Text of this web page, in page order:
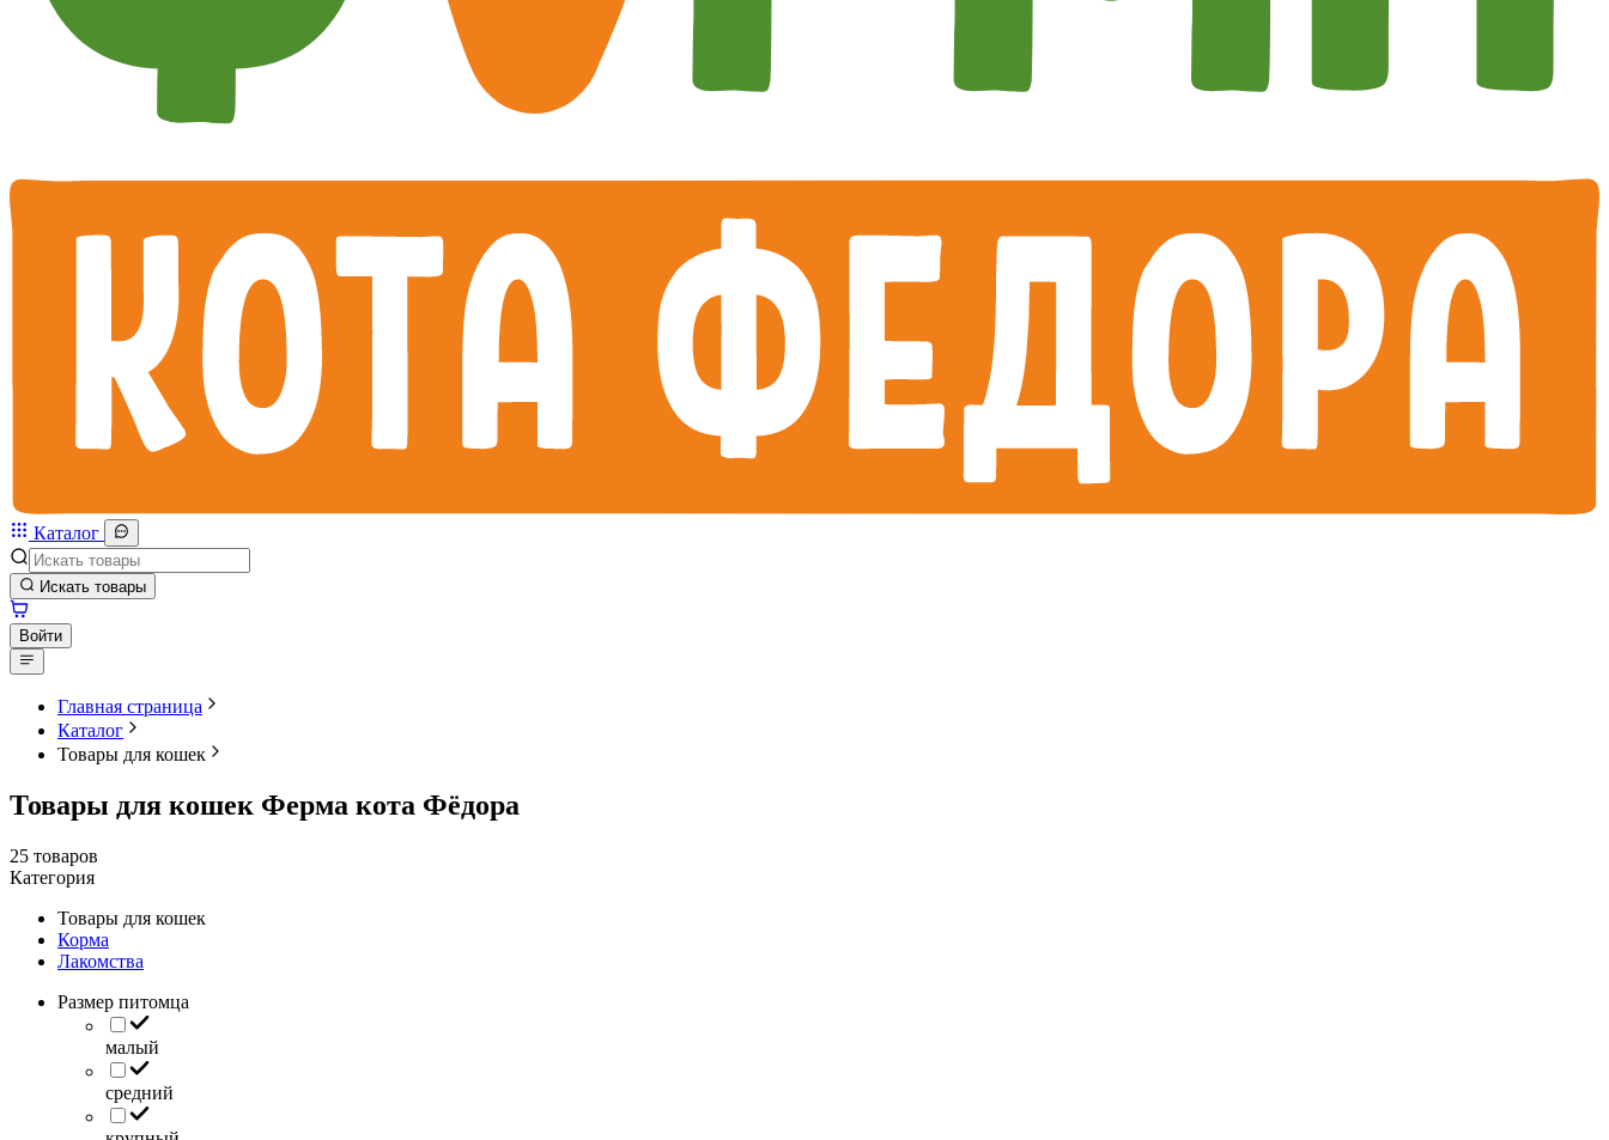
Каталог
Искать товары
Войти
Главная страница
Каталог
Товары для кошек
Товары для кошек Ферма кота Фёдора
25 товаров
Категория
Товары для кошек
Корма
Лакомства
Размер питомца
малый
средний